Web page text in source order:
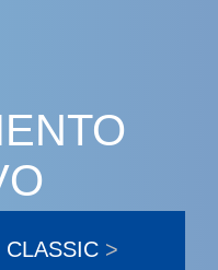
CLASSIC >